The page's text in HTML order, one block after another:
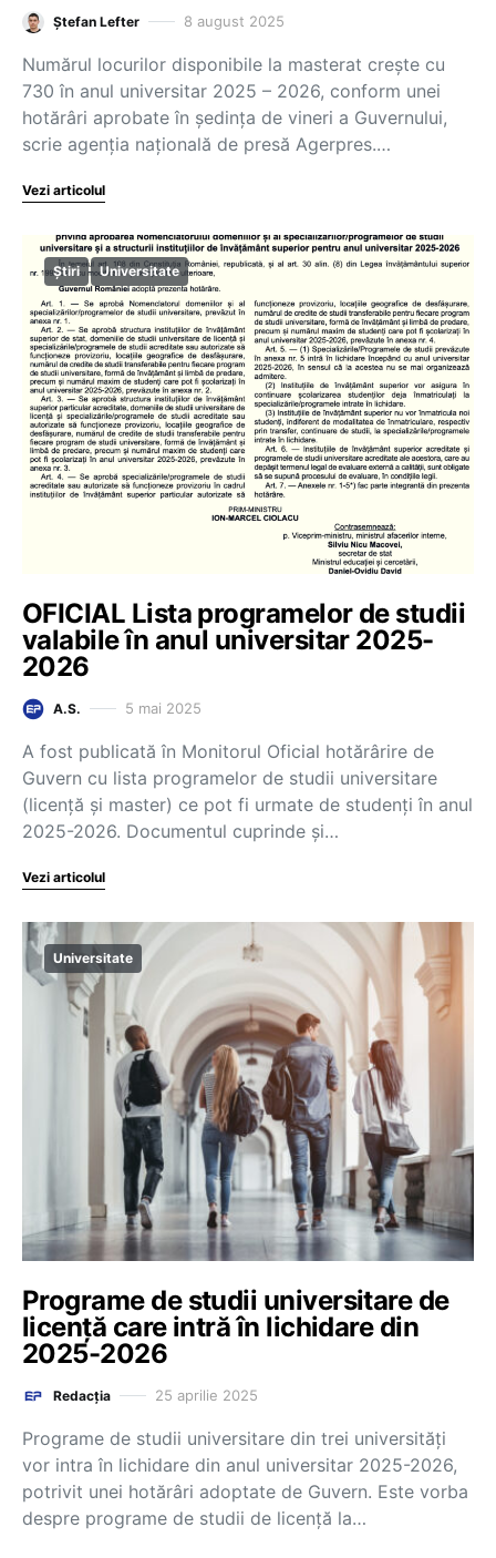
Ștefan Lefter 8 august 2025
Numărul locurilor disponibile la masterat creşte cu
730 în anul universitar 2025 – 2026, conform unei
hotărâri aprobate în şedinţa de vineri a Guvernului,
scrie agenția națională de presă Agerpres.…
Vezi articolul
Știri Universitate
OFICIAL Lista programelor de studii
valabile în anul universitar 2025-
2026
A.S. 5 mai 2025
A fost publicată în Monitorul Oficial hotărârire de
Guvern cu lista programelor de studii universitare
(licență și master) ce pot fi urmate de studenți în anul
2025-2026. Documentul cuprinde și…
Vezi articolul
Universitate
Programe de studii universitare de
licență care intră în lichidare din
2025-2026
Redacția 25 aprilie 2025
Programe de studii universitare din trei universități
vor intra în lichidare din anul universitar 2025-2026,
potrivit unei hotărâri adoptate de Guvern. Este vorba
despre programe de studii de licență la…